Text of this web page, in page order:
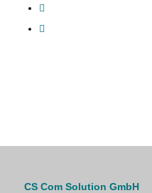
CS Com Solution GmbH